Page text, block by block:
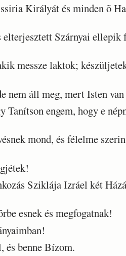
Királyát és minden õ
elterjesztett Szárnyai ellepik
messze laktok;
nem áll meg, mert Isten
engem, hogy e
mond, és félelme
Sziklája Izráel két
esnek és megfogatnak!
és benne Bízom.